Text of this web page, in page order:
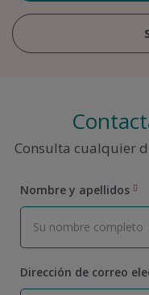
Consulta cualquier
Nombre y apellidos
Dirección de correo